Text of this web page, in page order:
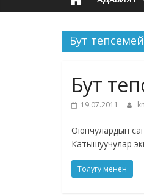
Бут тепсемей
Бут
19.07.2011
Оюнчулардын
Катышуучулар
Толугу менен